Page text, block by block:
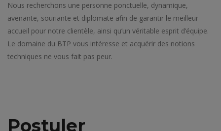
Nous recherchons une personne ponctuelle, dynamique,
avenante, souriante et diplomate afin de garantir le meilleur
accueil pour notre clientèle, ainsi qu’un véritable esprit d’équipe.
Le domaine du BTP vous intéresse et acquérir des notions
techniques ne vous fait pas peur.
Postuler